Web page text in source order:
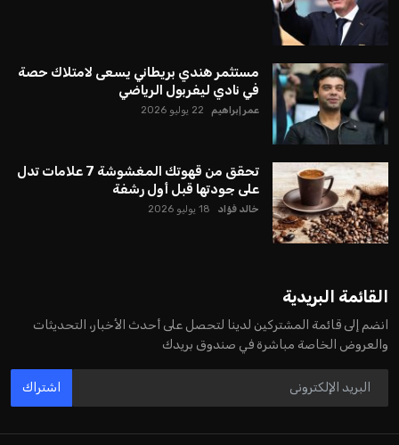
مستثمر هندي بريطاني يسعى لامتلاك حصة
في نادي ليفربول الرياضي
عمر إبراهيم 22 يوليو 2026
تحقق من قهوتك المغشوشة 7 علامات تدل
على جودتها قبل أول رشفة
خالد فؤاد 18 يوليو 2026
القائمة البريدية
انضم إلى قائمة المشتركين لدينا لتحصل على أحدث الأخبار، التحديثات
والعروض الخاصة مباشرة في صندوق بريدك
اشتراك